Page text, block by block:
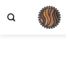
Inhalt